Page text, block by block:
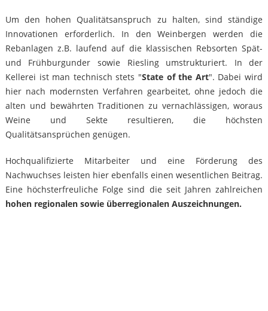
Um den hohen Qualitätsanspruch zu halten, sind ständige
Innovationen erforderlich. In den Weinbergen werden die
Rebanlagen z.B. laufend auf die klassischen Rebsorten Spät-
und Frühburgunder sowie Riesling umstrukturiert. In der
Kellerei ist man technisch stets "State of the Art". Dabei wird
hier nach modernsten Verfahren gearbeitet, ohne jedoch die
alten und bewährten Traditionen zu vernachlässigen, woraus
Weine und Sekte resultieren, die höchsten
Qualitätsansprüchen genügen.
Hochqualifizierte Mitarbeiter und eine Förderung des
Nachwuchses leisten hier ebenfalls einen wesentlichen Beitrag.
Eine höchsterfreuliche Folge sind die seit Jahren zahlreichen
hohen regionalen sowie überregionalen Auszeichnungen.